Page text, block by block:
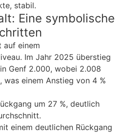
stabil.
Eine symbolische
auf einem
Im Jahr 2025 überstieg
Genf 2.000, wobei 2.008
einem Anstieg von 4 %
um 27 %, deutlich
einem deutlichen Rückgang